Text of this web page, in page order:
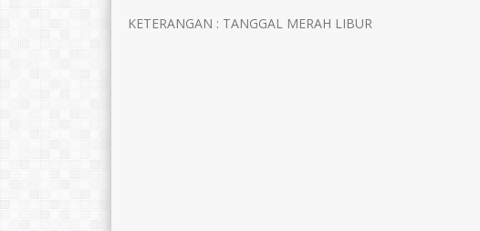
KETERANGAN : TANGGAL MERAH LIBUR